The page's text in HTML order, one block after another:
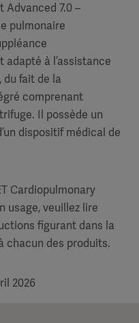
Advanced 7.0 –
pulmonaire
à l’assistance
du fait de la
comprenant
Il possède un
dispositif médical de
Cardiopulmonary
usage, veuillez lire
figurant dans la
chacun des produits.
2026